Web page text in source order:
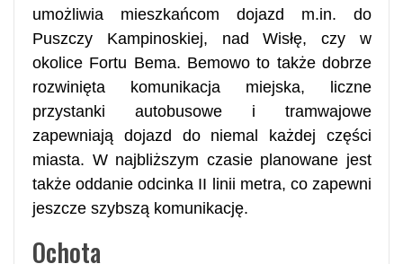
umożliwia mieszkańcom dojazd m.in. do
Puszczy Kampinoskiej, nad Wisłę, czy w
okolice Fortu Bema. Bemowo to także dobrze
rozwinięta komunikacja miejska, liczne
przystanki autobusowe i tramwajowe
zapewniają dojazd do niemal każdej części
miasta. W najbliższym czasie planowane jest
także oddanie odcinka II linii metra, co zapewni
jeszcze szybszą komunikację.
Ochota